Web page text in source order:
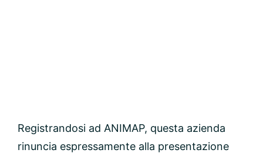
Registrandosi ad ANIMAP, questa azienda
rinuncia espressamente alla presentazione